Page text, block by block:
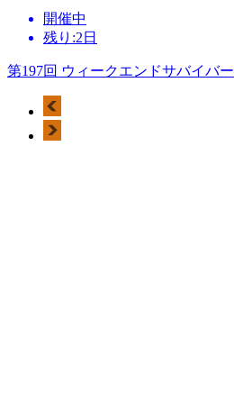
開催中
残り:2日
第197回 ウィークエンドサバイバー